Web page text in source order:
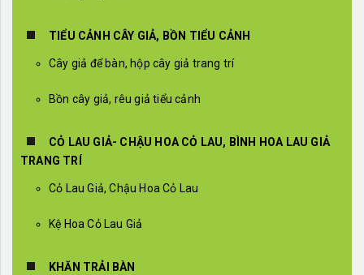
TIỂU CẢNH CÂY GIẢ, BỒN TIỂU CẢNH
Cây giả để bàn, hộp cây giả trang trí
Bồn cây giả, rêu giả tiểu cảnh
CỎ LAU GIẢ- CHẬU HOA CỎ LAU, BÌNH HOA LAU GIẢ
TRANG TRÍ
Cỏ Lau Giả, Chậu Hoa Cỏ Lau
Kệ Hoa Cỏ Lau Giả
KHĂN TRẢI BÀN